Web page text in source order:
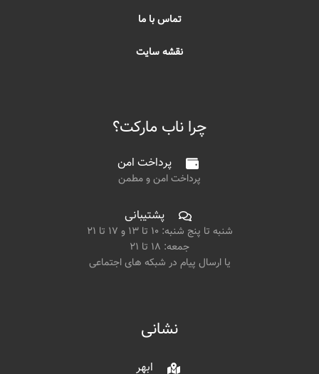
تماس با ما
نقشه سایت
چرا ناب مارکت؟
پرداخت امن
پرداخت امن و مطمن
پشتیبانی
شنبه تا پنج شنبه: ۱۰ تا ۱۳ و ۱۷ تا ۲۱
جمعه: ۱۸ تا ۲۱
یا ارسال پیام در شبکه های اجتماعی
نشانی
ابهر